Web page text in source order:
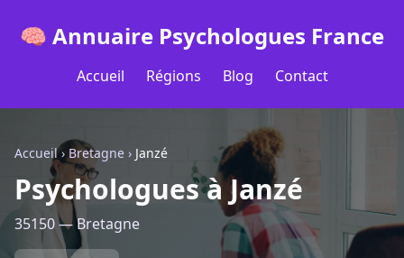
🧠 Annuaire Psychologues France
Accueil Régions Blog Contact
Accueil› Bretagne › Janzé
Psychologues à Janzé
35150 — Bretagne